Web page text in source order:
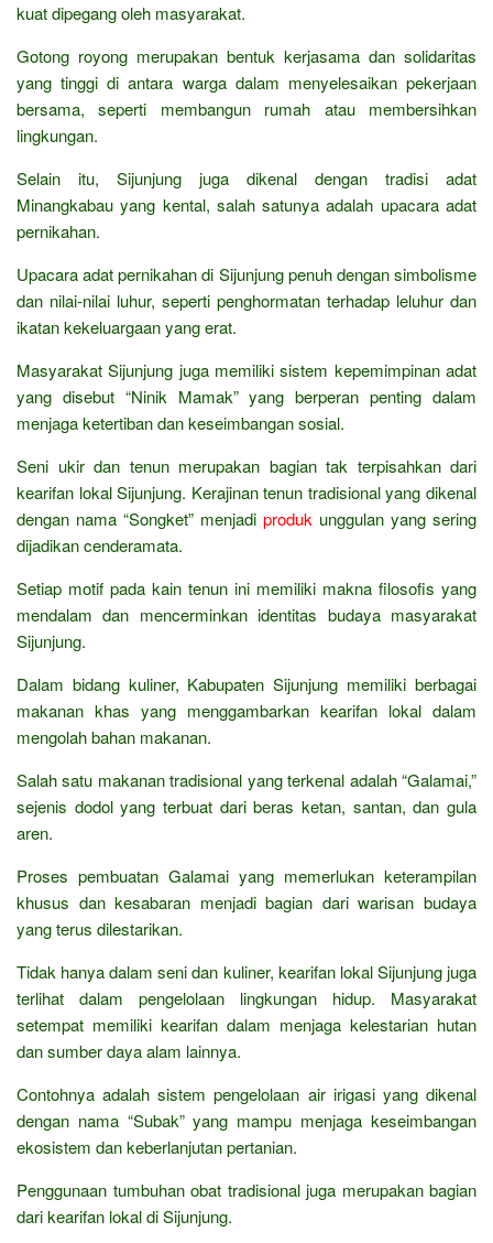
kuat dipegang oleh masyarakat.
Gotong royong merupakan bentuk kerjasama dan solidaritas
yang tinggi di antara warga dalam menyelesaikan pekerjaan
bersama, seperti membangun rumah atau membersihkan
lingkungan.
Selain itu, Sijunjung juga dikenal dengan tradisi adat
Minangkabau yang kental, salah satunya adalah upacara adat
pernikahan.
Upacara adat pernikahan di Sijunjung penuh dengan simbolisme
dan nilai-nilai luhur, seperti penghormatan terhadap leluhur dan
ikatan kekeluargaan yang erat.
Masyarakat Sijunjung juga memiliki sistem kepemimpinan adat
yang disebut “Ninik Mamak” yang berperan penting dalam
menjaga ketertiban dan keseimbangan sosial.
Seni ukir dan tenun merupakan bagian tak terpisahkan dari
kearifan lokal Sijunjung. Kerajinan tenun tradisional yang dikenal
dengan nama “Songket” menjadi produk unggulan yang sering
dijadikan cenderamata.
Setiap motif pada kain tenun ini memiliki makna filosofis yang
mendalam dan mencerminkan identitas budaya masyarakat
Sijunjung.
Dalam bidang kuliner, Kabupaten Sijunjung memiliki berbagai
makanan khas yang menggambarkan kearifan lokal dalam
mengolah bahan makanan.
Salah satu makanan tradisional yang terkenal adalah “Galamai,”
sejenis dodol yang terbuat dari beras ketan, santan, dan gula
aren.
Proses pembuatan Galamai yang memerlukan keterampilan
khusus dan kesabaran menjadi bagian dari warisan budaya
yang terus dilestarikan.
Tidak hanya dalam seni dan kuliner, kearifan lokal Sijunjung juga
terlihat dalam pengelolaan lingkungan hidup. Masyarakat
setempat memiliki kearifan dalam menjaga kelestarian hutan
dan sumber daya alam lainnya.
Contohnya adalah sistem pengelolaan air irigasi yang dikenal
dengan nama “Subak” yang mampu menjaga keseimbangan
ekosistem dan keberlanjutan pertanian.
Penggunaan tumbuhan obat tradisional juga merupakan bagian
dari kearifan lokal di Sijunjung.